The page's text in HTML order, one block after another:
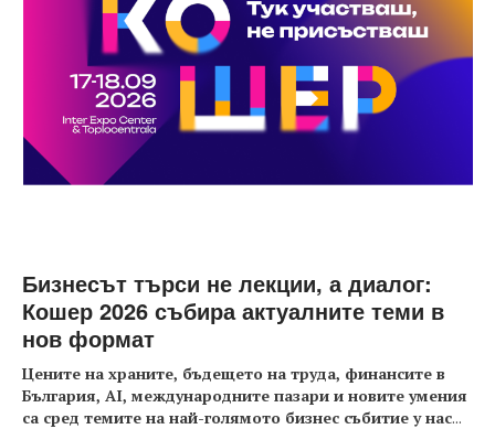
Бизнесът търси не лекции, а диалог:
Кошер 2026 събира актуалните теми в
нов формат
Цените на храните, бъдещето на труда, финансите в
България, AI, международните пазари и новите умения
са сред темите на най-голямото бизнес събитие у нас...